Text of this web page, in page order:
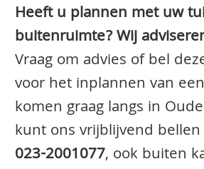
Heeft u plannen met uw
buitenruimte? Wij
Vraag om advies of bel
voor het inplannen van
komen graag langs in
kunt ons vrijblijvend
023-2001077, ook buiten